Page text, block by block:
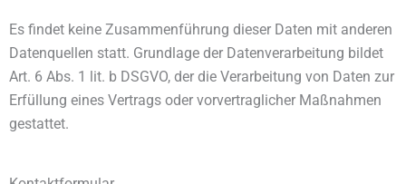
Es findet keine Zusammenführung dieser Daten mit anderen
Datenquellen statt. Grundlage der Datenverarbeitung bildet
Art. 6 Abs. 1 lit. b DSGVO, der die Verarbeitung von Daten zur
Erfüllung eines Vertrags oder vorvertraglicher Maßnahmen
gestattet.